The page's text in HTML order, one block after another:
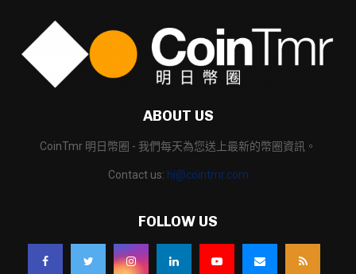
ABOUT US
CoinTmr 明日幣圈 - 我們每天為您送上最新的幣圈資訊。
Contact us: hi@cointmr.com
FOLLOW US